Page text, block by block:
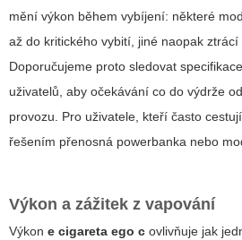
mění výkon během vybíjení: některé
až do kritického vybití, jiné naopak ztrácí
Doporučujeme proto sledovat
uživatelů, aby očekávání co do výdrže
provozu. Pro uživatele, kteří často
řešením přenosná powerbanka nebo
Výkon a zážitek z vapování
Výkon e cigareta ego c ovlivňuje jak